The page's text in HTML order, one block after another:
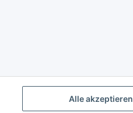
Alle akzeptieren